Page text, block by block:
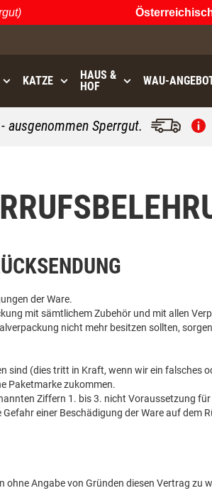
Österreichischer
KATZE
HAUS &
HOF
WAU⁠-⁠
ausgenommen Sperrgut.
der Ware.
mit sämtlichem Zubehör und mit allen
nicht mehr besitzen sollten,
sind (dies tritt in Kraft, wenn wir ein falsches
Paketmarke zukommen.
Ziffern 1. bis 3. nicht Voraussetzung
einer Beschädigung der Ware auf dem
ohne Angabe von Gründen diesen Vertrag